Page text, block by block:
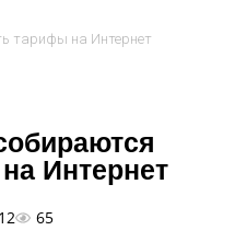
тарифы на Интернет
Интернет
65